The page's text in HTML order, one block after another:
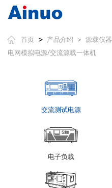
首页 > 产品介绍 > 源载仪器
电网模拟电源/交流源载一体机
交流测试电源
电子负载